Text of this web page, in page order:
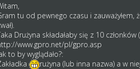
tu od pewnego czasu i zauważyłem,
Drużyna składałaby się z 10
www.gpro.net/pl/gpro.asp
to by wyglądało?:
rużyna (lub inna nazwa) a w